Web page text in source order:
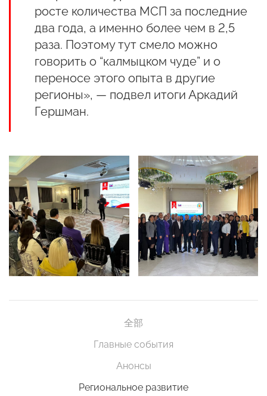
росте количества МСП за последние
два года, а именно более чем в 2,5
раза. Поэтому тут смело можно
говорить о “калмыцком чуде” и о
переносе этого опыта в другие
регионы», — подвел итоги Аркадий
Гершман.
全部
Главные события
Анонсы
Региональное развитие